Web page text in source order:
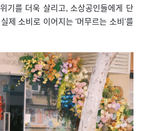
기를 더욱 살리고, 소상공인들에게 단
제 소비로 이어지는 '머무르는 소비'를